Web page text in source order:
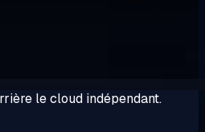
le cloud indépendant.